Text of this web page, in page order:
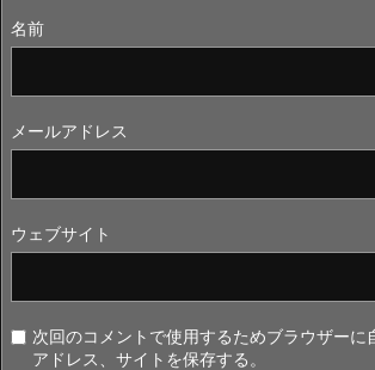
名前
メールアドレス
ウェブサイト
次回のコメントで使用するためブラウザーに
アドレス、サイトを保存する。